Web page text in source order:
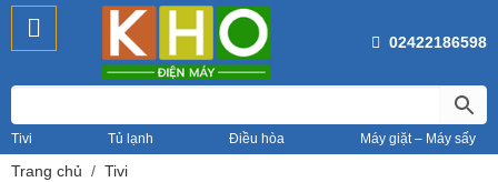
02422186598
Tivi Tủ lạnh Điều hòa Máy giặt – Máy sấy
Trang chủ
Tivi